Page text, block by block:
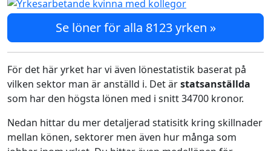
Se löner för alla 8123 yrken »
För det här yrket har vi även lönestatistik baserat på
vilken sektor man är anställd i. Det ärstatsanställda
som har den högsta lönen med i snitt 34700 kronor.
Nedan hittar du mer detaljerad statisitk kring skillnader
mellan könen, sektorer men även hur många som